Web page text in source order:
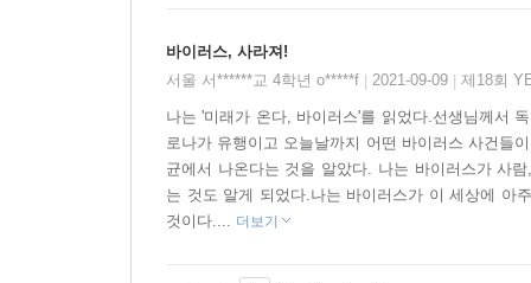
바이러스, 사라져!
서울 서******교 4학년 o*****f
2021-09-09 제18회
나는 '미래가 온다, 바이러스'를 읽었다.선생님께서
로나가 유행이고 오늘날까지 어떤 바이러스 사건들
균에서 나온다는 것을 알았다. 나는 바이러스가 사
는 것도 알게 되었다.나는 바이러스가 이 세상에 아
것이다.... 더보기